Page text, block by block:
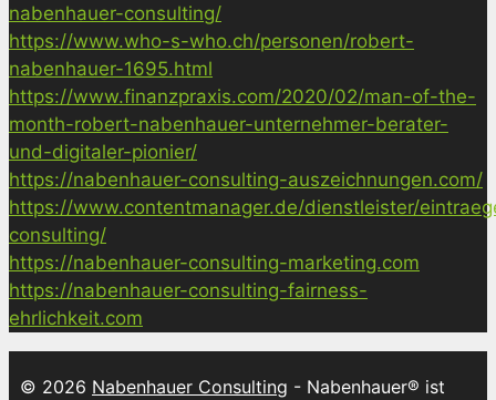
nabenhauer-consulting/
https://www.who-s-who.ch/personen/robert-
nabenhauer-1695.html
https://www.finanzpraxis.com/2020/02/man-of-the-
month-robert-nabenhauer-unternehmer-berater-
und-digitaler-pionier/
https://nabenhauer-consulting-auszeichnungen.com/
https://www.contentmanager.de/dienstleister/
consulting/
https://nabenhauer-consulting-marketing.com
https://nabenhauer-consulting-fairness-
ehrlichkeit.com
© 2026 Nabenhauer Consulting - Nabenhauer® ist